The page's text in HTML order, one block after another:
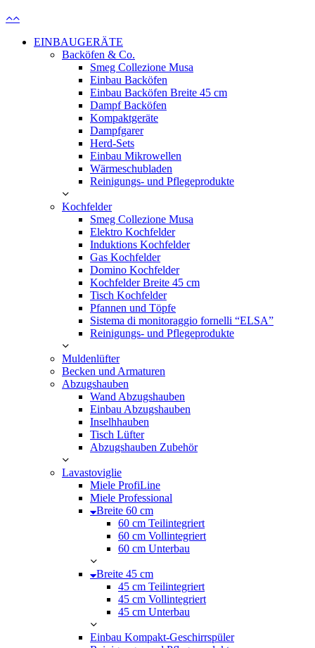
Menu
Close
EINBAUGERÄTE
Backöfen & Co.
Smeg Collezione Musa
Einbau Backöfen
Einbau Backöfen Breite 45 cm
Dampf Backöfen
Kompaktgeräte
Dampfgarer
Herd-Sets
Einbau Mikrowellen
Wärmeschubladen
Reinigungs- und Pflegeprodukte
Kochfelder
Smeg Collezione Musa
Elektro Kochfelder
Induktions Kochfelder
Gas Kochfelder
Domino Kochfelder
Kochfelder Breite 45 cm
Tisch Kochfelder
Pfannen und Töpfe
Sistema di monitoraggio fornelli “ELSA”
Reinigungs- und Pflegeprodukte
Muldenlüfter
Becken und Armaturen
Abzugshauben
Wand Abzugshauben
Einbau Abzugshauben
Inselhhauben
Tisch Lüfter
Abzugshauben Zubehör
Lavastoviglie
Miele ProfiLine
Miele Professional
Breite 60 cm
60 cm Teilintegriert
60 cm Vollintegriert
60 cm Unterbau
Breite 45 cm
45 cm Teilintegriert
45 cm Vollintegriert
45 cm Unterbau
Einbau Kompakt-Geschirrspüler